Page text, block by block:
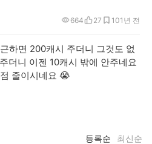
1년 전
664 27 10
하면 200캐시 주더니 그것도 없
더니 이젠 10캐시 밖에 안주네요
줄이시네요 😭
등록순 최신순